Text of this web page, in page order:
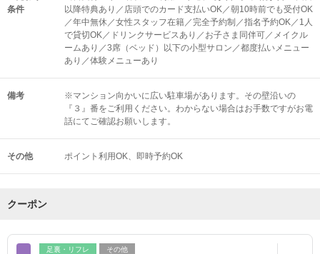
条件
以降特典あり／店頭でのカード支払いOK／朝10時前でも受付OK
／年中無休／女性スタッフ在籍／完全予約制／指名予約OK／1人
で貸切OK／ドリンクサービスあり／お子さま同伴可／メイクル
ームあり／3席（ベッド）以下の小型サロン／都度払いメニュー
あり／体験メニューあり
備考
※マンション向かいに広い駐車場があります。その壁沿いの
『３』番をご利用ください。わからない場合はお手数ですがお電
話にてご確認お願いします。
その他 ポイント利用OK 即時予約OK
クーポン
足裏・リフレ その他